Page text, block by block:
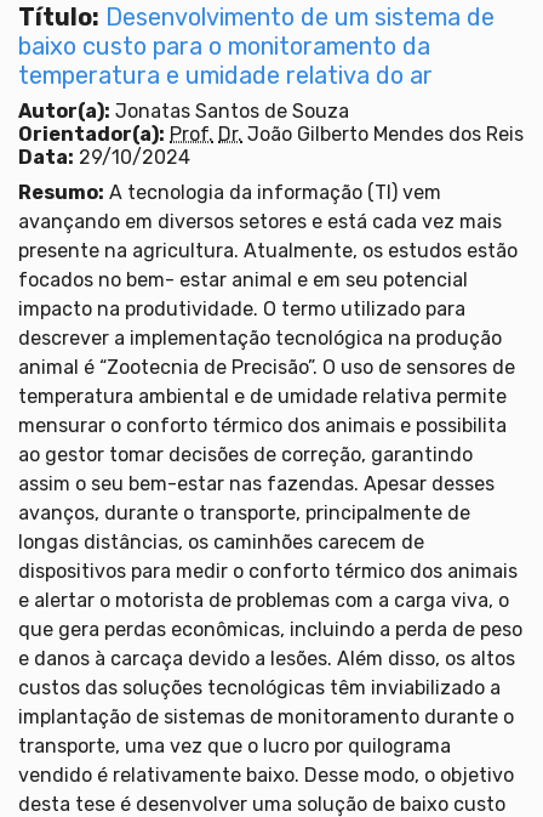
Título: Desenvolvimento de um sistema de
baixo custo para o monitoramento da
temperatura e umidade relativa do ar
Autor(a): Jonatas Santos de Souza
Orientador(a): Prof. Dr. João Gilberto Mendes dos Reis
Data: 29/10/2024
Resumo: A tecnologia da informação (TI) vem
avançando em diversos setores e está cada vez mais
presente na agricultura. Atualmente, os estudos estão
focados no bem- estar animal e em seu potencial
impacto na produtividade. O termo utilizado para
descrever a implementação tecnológica na produção
animal é “Zootecnia de Precisão”. O uso de sensores de
temperatura ambiental e de umidade relativa permite
mensurar o conforto térmico dos animais e possibilita
ao gestor tomar decisões de correção, garantindo
assim o seu bem-estar nas fazendas. Apesar desses
avanços, durante o transporte, principalmente de
longas distâncias, os caminhões carecem de
dispositivos para medir o conforto térmico dos animais
e alertar o motorista de problemas com a carga viva, o
que gera perdas econômicas, incluindo a perda de peso
e danos à carcaça devido a lesões. Além disso, os altos
custos das soluções tecnológicas têm inviabilizado a
implantação de sistemas de monitoramento durante o
transporte, uma vez que o lucro por quilograma
vendido é relativamente baixo. Desse modo, o objetivo
desta tese é desenvolver uma solução de baixo custo